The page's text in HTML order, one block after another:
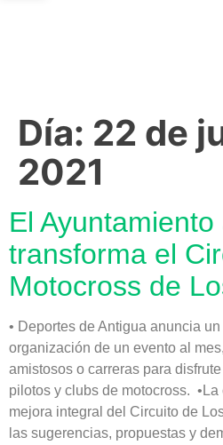
Día: 22 de
2021
El
transforma el
Motocross de
• Deportes de Antigua anuncia
organización de un evento al
amistosos o carreras para
pilotos y clubs de motocross.
mejora integral del Circuito de
las sugerencias, propuestas y